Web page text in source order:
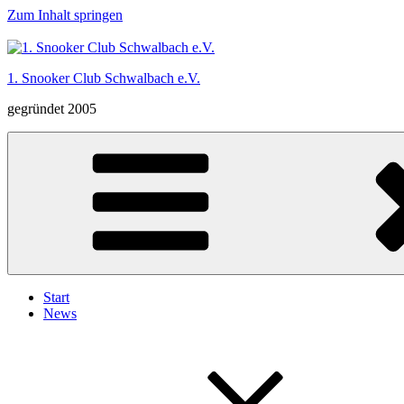
Zum Inhalt springen
1. Snooker Club Schwalbach e.V.
gegründet 2005
Start
News